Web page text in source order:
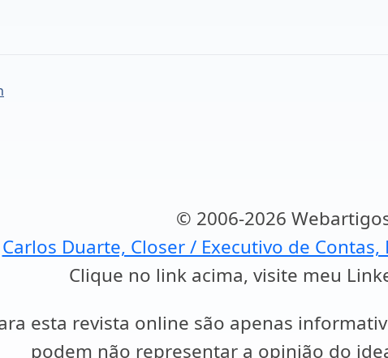
© 2006-2026
Carlos Duarte, Closer / Executivo de
Clique no link acima, visite meu
esta revista online são apenas
podem não representar a opinião do